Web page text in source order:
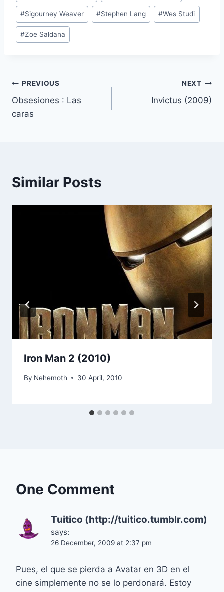
#Sigourney Weaver #Stephen Lang #Wes Studi
#Zoe Saldana
Post
navigation
PREVIOUS
Obsesiones : Las
caras
NEXT
Invictus (2009)
Similar Posts
Iron Man 2 (2010)
By Nehemoth 30 April, 2010
One Comment
Tuitico (http://tuitico.tumblr.com)
says:
26 December, 2009 at 2:37 pm
Pues, el que se pierda a Avatar en 3D en el
cine simplemente no se lo perdonará. Estoy